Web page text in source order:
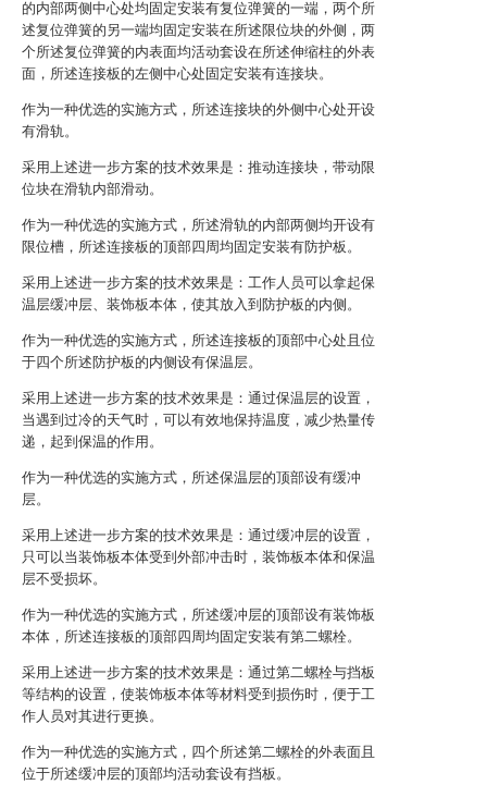
的内部两侧中心处均固定安装有复位弹簧的一端，两个所
述复位弹簧的另一端均固定安装在所述限位块的外侧，两
个所述复位弹簧的内表面均活动套设在所述伸缩柱的外表
面，所述连接板的左侧中心处固定安装有连接块。
作为一种优选的实施方式，所述连接块的外侧中心处开设
有滑轨。
采用上述进一步方案的技术效果是：推动连接块，带动限
位块在滑轨内部滑动。
作为一种优选的实施方式，所述滑轨的内部两侧均开设有
限位槽，所述连接板的顶部四周均固定安装有防护板。
采用上述进一步方案的技术效果是：工作人员可以拿起保
温层缓冲层、装饰板本体，使其放入到防护板的内侧。
作为一种优选的实施方式，所述连接板的顶部中心处且位
于四个所述防护板的内侧设有保温层。
采用上述进一步方案的技术效果是：通过保温层的设置，
当遇到过冷的天气时，可以有效地保持温度，减少热量传
递，起到保温的作用。
作为一种优选的实施方式，所述保温层的顶部设有缓冲
层。
采用上述进一步方案的技术效果是：通过缓冲层的设置，
只可以当装饰板本体受到外部冲击时，装饰板本体和保温
层不受损坏。
作为一种优选的实施方式，所述缓冲层的顶部设有装饰板
本体，所述连接板的顶部四周均固定安装有第二螺栓。
采用上述进一步方案的技术效果是：通过第二螺栓与挡板
等结构的设置，使装饰板本体等材料受到损伤时，便于工
作人员对其进行更换。
作为一种优选的实施方式，四个所述第二螺栓的外表面且
位于所述缓冲层的顶部均活动套设有挡板。